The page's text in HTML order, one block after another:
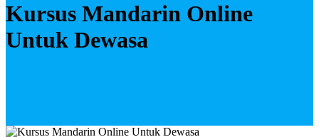
Kursus Mandarin Online
Untuk Dewasa